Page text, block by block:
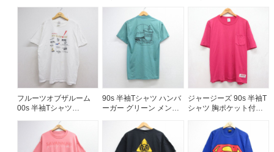
フルーツオブザルーム
00s 半袖Tシャツ
カフェ ホワイト メンズ
XL相当 | 古着
90s 半袖Tシャツ ハンバ
ーガー グリーン メンズ
ジャージーズ 90s 半袖T
シャツ 胸ポケット付き